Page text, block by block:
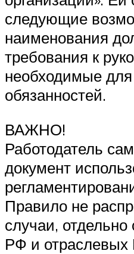
следующие
наименования
требования к
необходимые
обязанностей.
ВАЖНО!
Работодатель
документ
Правило не
случаи,
РФ и